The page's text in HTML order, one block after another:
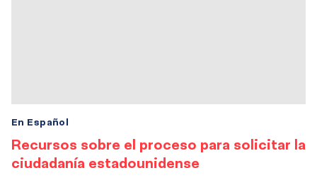
Recursos sobre el proceso para solicitar la
ciudadanía estadounidense
En Español